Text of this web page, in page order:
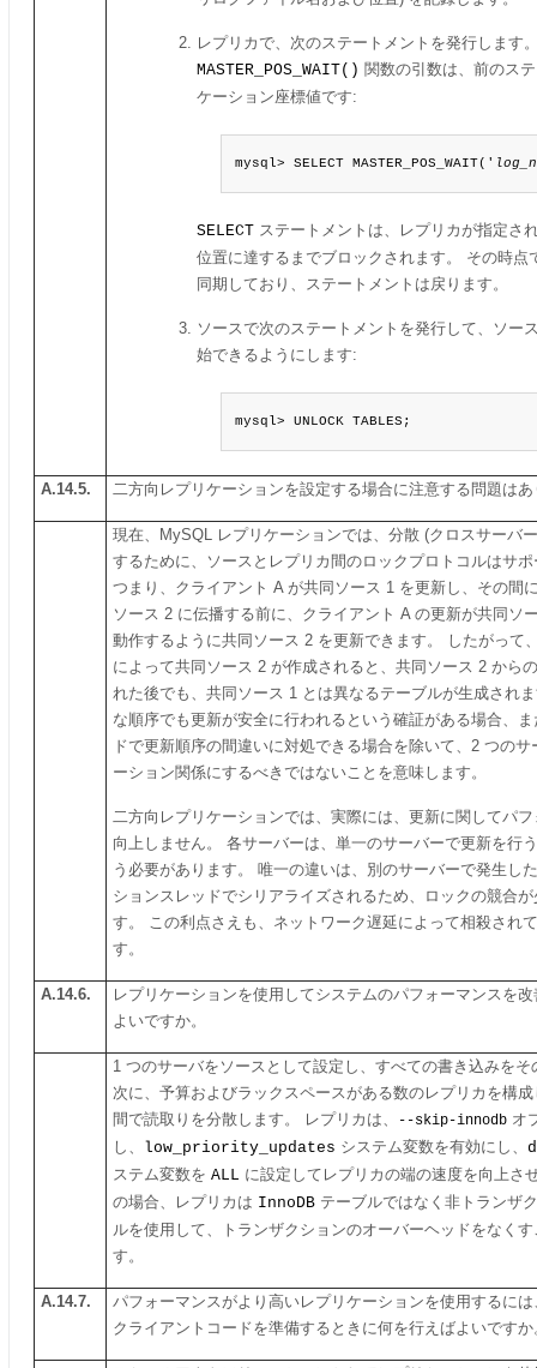
レプリカで、次のステートメントを発行します
MASTER_POS_WAIT() 関数の引数は、前のス
ケーション座標値です:
mysql> SELECT MASTER_POS_WAIT('
SELECT ステートメントは、レプリカが指定さ
位置に達するまでブロックされます。 その時点
同期しており、ステートメントは戻ります。
ソースで次のステートメントを発行して、ソー
始できるようにします:
mysql> UNLOCK TABLES;
A.14.5. 二方向レプリケーションを設定する場合に注意する問題は
現在、MySQL レプリケーションでは、分散 (クロスサーバ
するために、ソースとレプリカ間のロックプロトコルはサ
つまり、クライアント A が共同ソース 1 を更新し、その間
ソース 2 に伝播する前に、クライアント A の更新が共同ソ
動作するように共同ソース 2 を更新できます。 したがって
によって共同ソース 2 が作成されると、共同ソース 2 から
れた後でも、共同ソース 1 とは異なるテーブルが生成され
な順序でも更新が安全に行われるという確証がある場合、
ドで更新順序の間違いに対処できる場合を除いて、2 つの
ーション関係にするべきではないことを意味します。
二方向レプリケーションでは、実際には、更新に関してパ
向上しません。 各サーバーは、単一のサーバーで更新を行
う必要があります。 唯一の違いは、別のサーバーで発生し
ションスレッドでシリアライズされるため、ロックの競合
す。 この利点さえも、ネットワーク遅延によって相殺され
す。
A.14.6.
レプリケーションを使用してシステムのパフォーマンスを
よいですか。
1 つのサーバをソースとして設定し、すべての書き込みを
次に、予算およびラックスペースがある数のレプリカを構
間で読取りを分散します。 レプリカは、
--skip-innodb オ
し、 low_priority_updates システム変数を有効にし、
ステム変数を ALL に設定してレプリカの端の速度を向上さ
の場合、レプリカは InnoDB テーブルではなく非トランザ
ルを使用して、トランザクションのオーバーヘッドをなく
す。
A.14.7.
パフォーマンスがより高いレプリケーションを使用するに
クライアントコードを準備するときに何を行えばよいですか